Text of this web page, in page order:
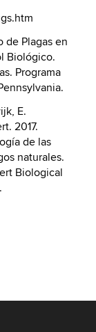
de Plagas en
Biológico.
Programa
E.
2017.
de las
naturales.
Biological